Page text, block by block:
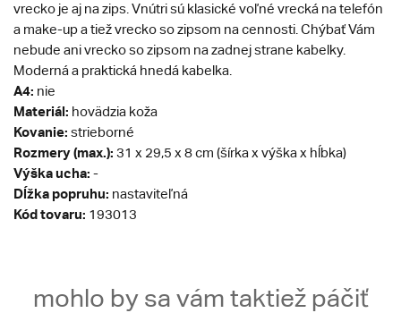
vrecko je aj na zips. Vnútri sú klasické voľné vrecká na telefón
a make-up a tiež vrecko so zipsom na cennosti. Chýbať Vám
nebude ani vrecko so zipsom na zadnej strane kabelky.
Moderná a praktická hnedá kabelka.
A4: nie
Materiál: hovädzia koža
Kovanie: strieborné
Rozmery (max.): 31 x 29,5 x 8 cm (šírka x výška x hĺbka)
Výška ucha: -
Dĺžka popruhu: nastaviteľná
Kód tovaru: 193013
mohlo by sa vám taktiež páčiť